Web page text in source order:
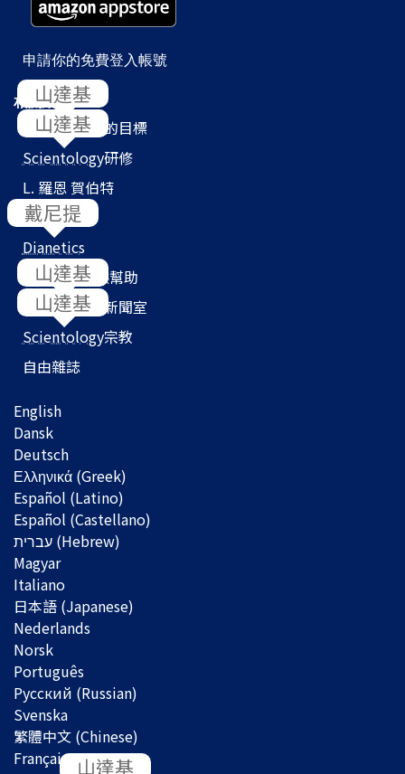
申請你的免費登入帳號
相關網站
Scientology
的目標
Scientology研修
L. 羅恩 賀伯特
教會搜尋器
Dianetics
我們如何提供幫助
Scientology
新聞室
Scientology宗教
自由雜誌
English
Dansk
Deutsch
Ελληνικά (Greek)
Español (Latino)
Español (Castellano)
Magyar
Italiano
日本語 (Japanese)
Nederlands
Norsk
Português
Русский (Russian)
Svenska
繁體中文 (Chinese)
Français